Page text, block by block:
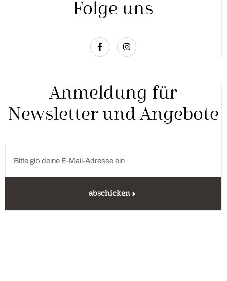
Folge uns
Anmeldung für
Newsletter und Angebote
abschicken